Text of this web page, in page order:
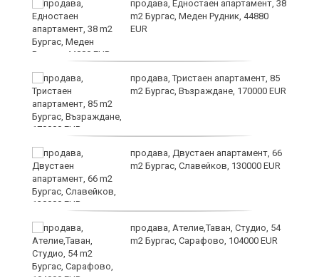
продава, Едностаен апартамент, 38
m2 Бургас, Меден Рудник, 44880
EUR
продава, Тристаен апартамент, 85
m2 Бургас, Възраждане, 170000 EUR
продава, Двустаен апартамент, 66
m2 Бургас, Славейков, 130000 EUR
продава, Ателие,Таван, Студио, 54
m2 Бургас, Сарафово, 104000 EUR